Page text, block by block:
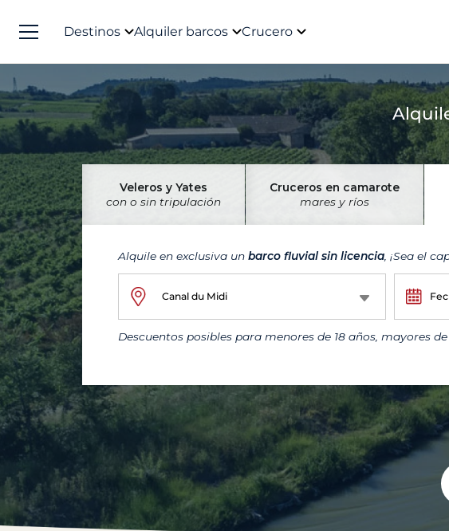
Destinos Alquiler barcos Crucero
Veleros y Yates
con o sin tripulación
Cruceros en camarote
mares y ríos
Alquile en exclusiva un barco fluvial sin licencia , ¡Sea el
Canal du Midi
Descuentos posibles para menores de 18 años, mayores